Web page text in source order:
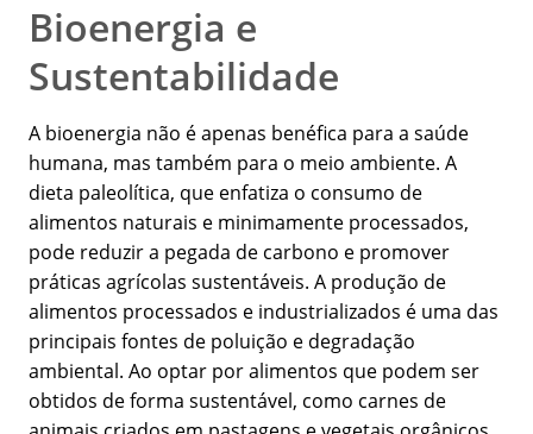
Bioenergia e
Sustentabilidade
A bioenergia não é apenas benéfica para a saúde
humana, mas também para o meio ambiente. A
dieta paleolítica, que enfatiza o consumo de
alimentos naturais e minimamente processados,
pode reduzir a pegada de carbono e promover
práticas agrícolas sustentáveis. A produção de
alimentos processados e industrializados é uma das
principais fontes de poluição e degradação
ambiental. Ao optar por alimentos que podem ser
obtidos de forma sustentável, como carnes de